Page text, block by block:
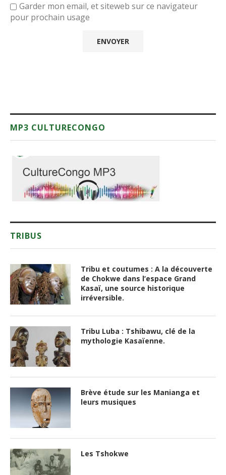
Garder mon email, et siteweb sur ce navigateur
pour prochain usage
MP3 CULTURECONGO
TRIBUS
Tribu et coutumes : A la découverte
de Chokwe dans l’espace Grand
Kasaï, une source historique
irréversible.
Tribu Luba : Tshibawu, clé de la
mythologie Kasaïenne.
Brève étude sur les Manianga et
leurs musiques
Les Tshokwe